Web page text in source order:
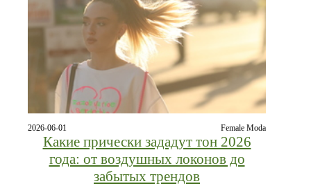
2026-06-01 Female Moda
Какие прически зададут тон 2026
года: от воздушных локонов до
забытых трендов